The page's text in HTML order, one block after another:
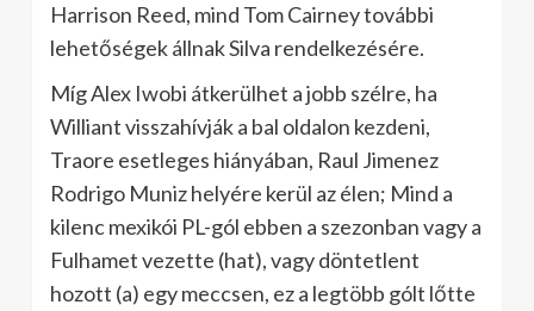
Harrison Reed, mind Tom Cairney további
lehetőségek állnak Silva rendelkezésére.
Míg Alex Iwobi átkerülhet a jobb szélre, ha
Williant visszahívják a bal oldalon kezdeni,
Traore esetleges hiányában, Raul Jimenez
Rodrigo Muniz helyére kerül az élen; Mind a
kilenc mexikói PL-gól ebben a szezonban vagy a
Fulhamet vezette (hat), vagy döntetlent
hozott (a) egy meccsen, ez a legtöbb gólt lőtte